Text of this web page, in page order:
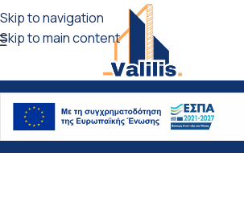
Skip to navigation
Skip to main content